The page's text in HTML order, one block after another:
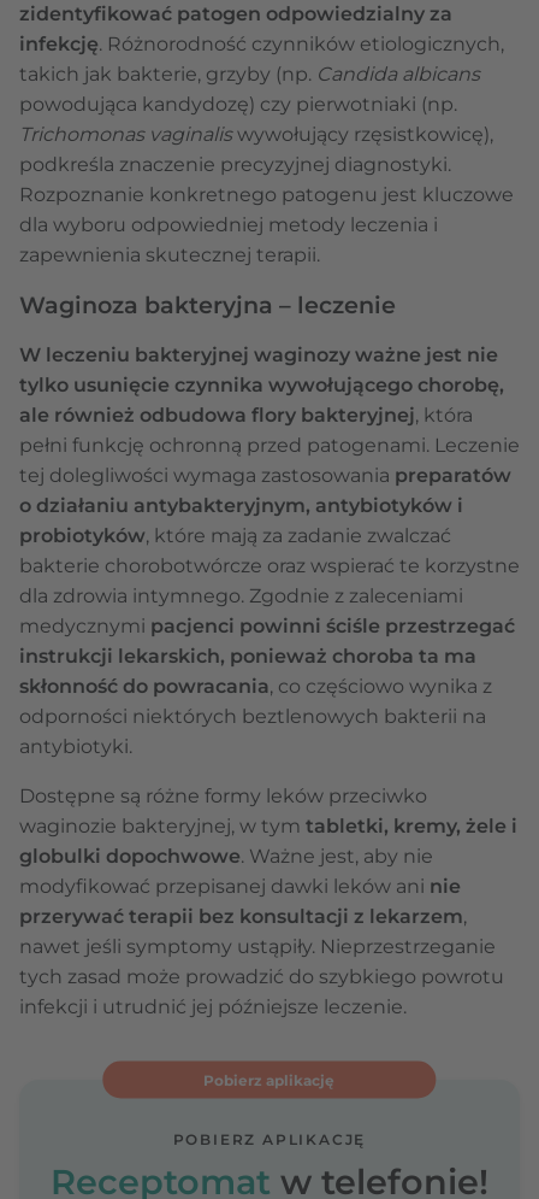
zidentyfikować patogen odpowiedzialny za
infekcję. Różnorodność czynników etiologicznych,
takich jak bakterie, grzyby (np. Candida albicans
powodująca kandydozę) czy pierwotniaki (np.
Trichomonas vaginaliswywołujący rzęsistkowicę),
podkreśla znaczenie precyzyjnej diagnostyki.
Rozpoznanie konkretnego patogenu jest kluczowe
dla wyboru odpowiedniej metody leczenia i
zapewnienia skutecznej terapii.
Waginoza bakteryjna – leczenie
W leczeniu bakteryjnej waginozy ważne jest nie
tylko usunięcie czynnika wywołującego chorobę,
ale również odbudowa flory bakteryjnej, która
pełni funkcję ochronną przed patogenami. Leczenie
tej dolegliwości wymaga zastosowania preparatów
o działaniu antybakteryjnym, antybiotyków i
probiotyków, które mają za zadanie zwalczać
bakterie chorobotwórcze oraz wspierać te korzystne
dla zdrowia intymnego. Zgodnie z zaleceniami
medycznymi pacjenci powinni ściśle przestrzegać
instrukcji lekarskich, ponieważ choroba ta ma
skłonność do powracania, co częściowo wynika z
odporności niektórych beztlenowych bakterii na
antybiotyki.
Dostępne są różne formy leków przeciwko
waginozie bakteryjnej, w tym tabletki, kremy, żele i
globulki dopochwowe. Ważne jest, aby nie
modyfikować przepisanej dawki leków ani nie
przerywać terapii bez konsultacji z lekarzem,
nawet jeśli symptomy ustąpiły. Nieprzestrzeganie
tych zasad może prowadzić do szybkiego powrotu
infekcji i utrudnić jej późniejsze leczenie.
Pobierz aplikację
POBIERZ APLIKACJĘ
Receptomat w telefonie!